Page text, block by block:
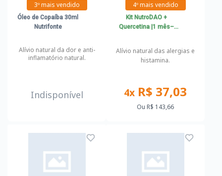
3º mais vendido
Óleo de Copaíba 30ml
Nutrifonte
Alívio natural da dor e anti-
inflamatório natural.
Indisponível
4º mais vendido
Kit NutroDAO +
Quercetina |1 mês–
histamina
Alívio natural das alergias e
histamina.
4x R$ 37,03
Ou R$ 143,66